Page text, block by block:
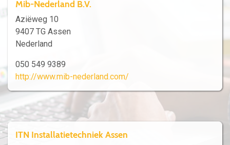
Mib-Nederland B.V.
Aziëweg 10
9407 TG Assen
Nederland
050 549 9389
http://www.mib-nederland.com/
ITN Installatietechniek Assen